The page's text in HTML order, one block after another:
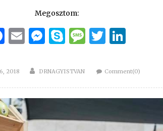
Megosztom:
Facebook
Email
Messenger
Skype
Message
Twitter
2018 Author
DRNAGYISTVAN Comment(0)